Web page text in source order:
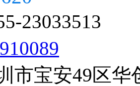
23033513
市宝安49区华